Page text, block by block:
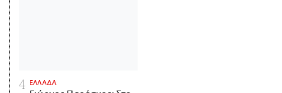
ΕΛΛΑΔΑ